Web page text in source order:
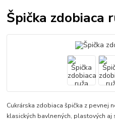
Špička zdobiaca
Cukrárska zdobiaca špička z pevnej
klasických bavlnených, plastových